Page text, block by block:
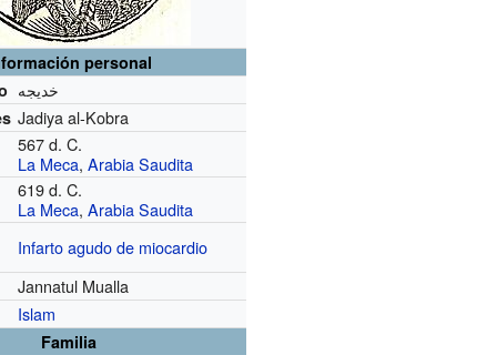
personal
خدیجه
Jadiya al-Kobra
567 d. C.
La Meca,Arabia Saudita
619 d. C.
La Meca,Arabia Saudita
Infarto agudo de miocardio
Jannatul Mualla
Islam
Familia